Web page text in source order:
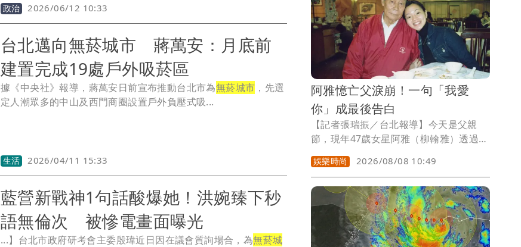
政治 2026/06/12 10:33
台北邁向無菸城市 蔣萬安：月底前
建置完成19處戶外吸菸區
據《中央社》報導，蔣萬安日前宣布推動台北市為無菸城市 ，先選
定人潮眾多的中山及西門商圈設置戶外負壓式吸...
生活 2026/04/11 15:33
藍營新戰神1句話酸爆她！洪婉臻下秒
語無倫次 被慘電畫面曝光
...】台北市政府研考會主委殷瑋近日因在議會質詢場合，為無菸城
阿雅憶亡父淚崩！一句「我愛
你」成最後告白
【記者張瑞振／台北報導】今天是父親
節，現年47歲女星阿雅（柳翰雅）透過社
群分享與父親之間深藏多年的情感故事，
她24歲那年，父親歷經4年病痛後離世，
回憶起那位沉默寡言、卻用一生默默愛著
她的父親，她坦言，自己花了很長的時
間，才真正學會把「我愛你」說出口，而
這句話，也是父親教會她最重要的人生功
課。
娛樂時尚 2026/08/08 10:49